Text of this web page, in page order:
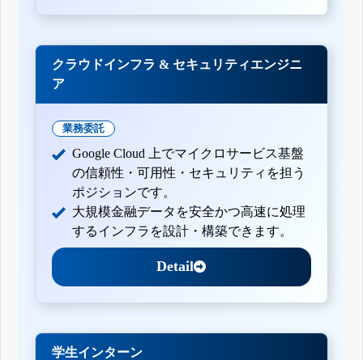
クラウドインフラ & セキュリティエンジニ
ア
業務委託
Google Cloud 上でマイクロサービス基盤
の信頼性・可用性・セキュリティを担う
ポジションです。
大規模金融データを安全かつ高速に処理
するインフラを設計・構築できます。
Detail
学生インターン